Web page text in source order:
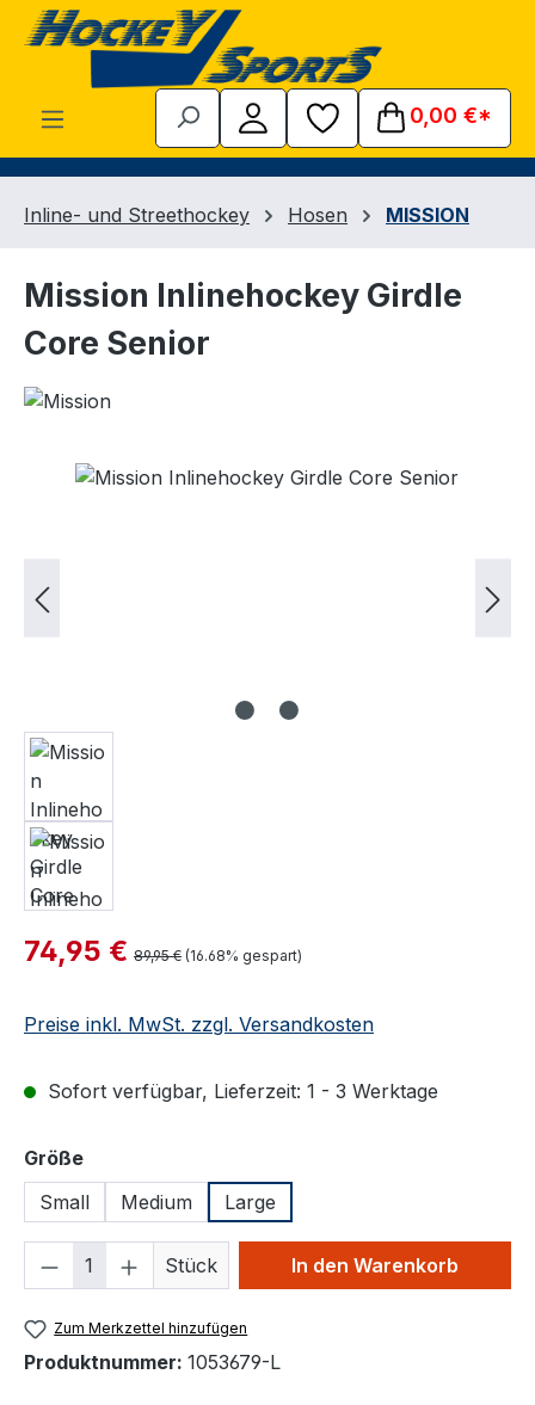
Zum Hauptinhalt springen
0,00 €*
Inline- und Streethockey Hosen MISSION
Mission Inlinehockey Girdle
Core Senior
Bildergalerie überspringen
Verkaufspreis:
74,95 € Regulärer Preis:
89,95 € (16.68% gespart)
Preise inkl. MwSt. zzgl. Versandkosten
Sofort verfügbar, Lieferzeit: 1 - 3 Werktage
Größeauswählen
Small
Medium Large
Produkt Anzahl: Gib den
Stück In den Warenkorb
Zum Merkzettel hinzufügen
Produktnummer: 1053679-L